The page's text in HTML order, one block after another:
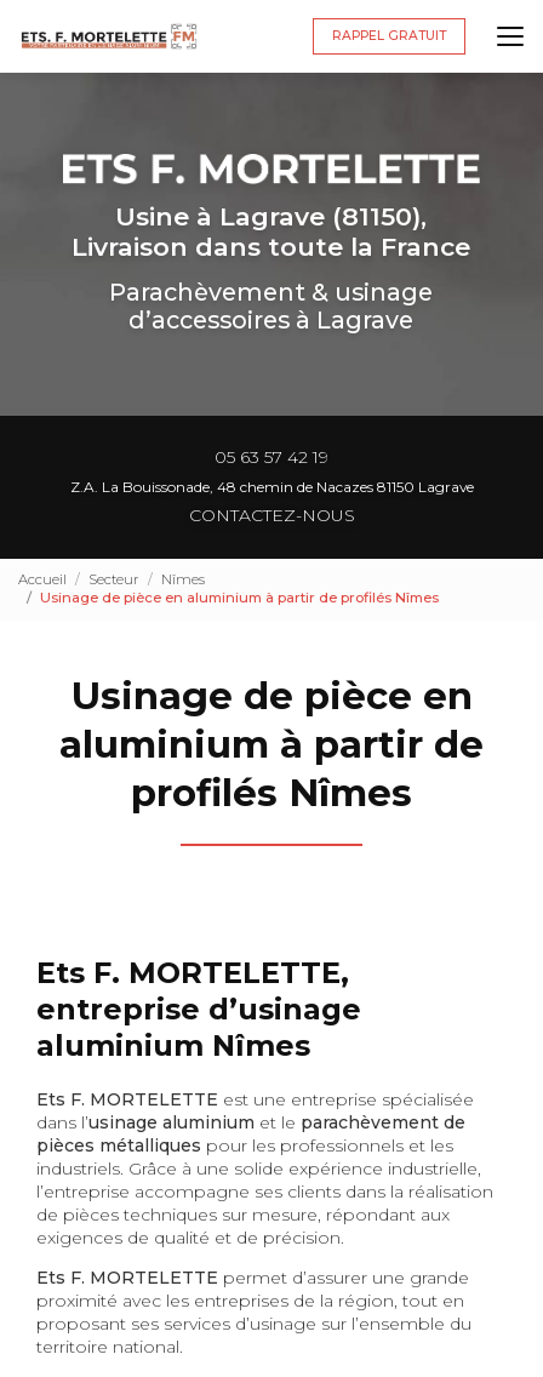
principal
RAPPEL GRATUIT
Usine à Lagrave (81150),
Livraison dans toute la France
Parachèvement & usinage
d’accessoires à Lagrave
05 63 57 42 19
Z.A. La Bouissonade, 48 chemin de Nacazes 81150 Lagrave
CONTACTEZ-NOUS
Accueil Secteur
Nîmes
Usinage de pièce en aluminium à partir de profilés Nîmes
Usinage de pièce en
aluminium à partir de
profilés Nîmes
Ets F. MORTELETTE,
entreprise d’usinage
aluminium Nîmes
Ets F. MORTELETTE est une entreprise spécialisée
dans l’usinage aluminium et le parachèvement de
pièces métalliques pour les professionnels et les
industriels. Grâce à une solide expérience industrielle,
l’entreprise accompagne ses clients dans la réalisation
de pièces techniques sur mesure, répondant aux
exigences de qualité et de précision.
Ets F. MORTELETTE permet d’assurer une grande
proximité avec les entreprises de la région, tout en
proposant ses services d’usinage sur l’ensemble du
territoire national.